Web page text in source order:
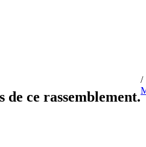
ce rassemblement.
/